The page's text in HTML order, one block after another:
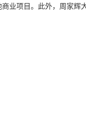
业项目。此外，周家辉